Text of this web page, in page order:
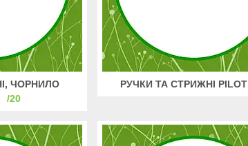
ЧОРНИЛО
20
РУЧКИ ТА СТРИЖНІ PILOT